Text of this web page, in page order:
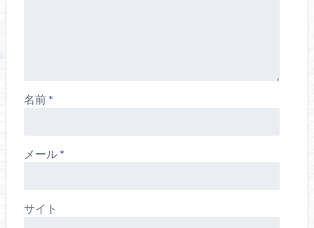
名前*
メール*
サイト